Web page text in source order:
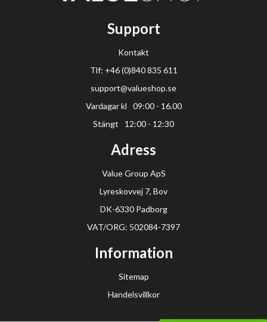
Support
Kontakt
Tlf: +46 (0)840 835 611
support@valueshop.se
Vardagar kl
09:00 - 16.00
Stängt
12:00 - 12:30
Adress
Value Group ApS
Lyreskovvej 7, Bov
DK-6330 Padborg
VAT/ORG: 502084-7397
Information
Sitemap
Handelsvillkor